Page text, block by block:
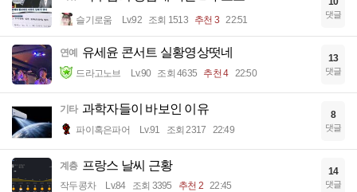
슬기로움 Lv.92 조회 1513 추천 3 22:51 댓글
연예 유세윤 콘서트 실황영상떳네
드라고노브 Lv.90 조회 4635 추천 4 22:50
13
댓글
기타 과학자들이 바보인 이유
파이혹은파어 Lv.91 조회 2317 22:49
8
댓글
계층 프랑스 날씨 근황
작두콩차 Lv.84 조회 3395 추천 2 22:45
14
댓글